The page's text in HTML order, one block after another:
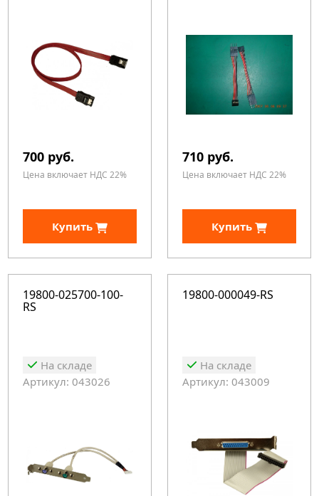
700 руб.
Цена включает НДС 22%
Купить
710 руб.
Цена включает НДС 22%
Купить
19800-025700-100-
RS
На складе
Артикул: 043026
19800-000049-RS
На складе
Артикул: 043009